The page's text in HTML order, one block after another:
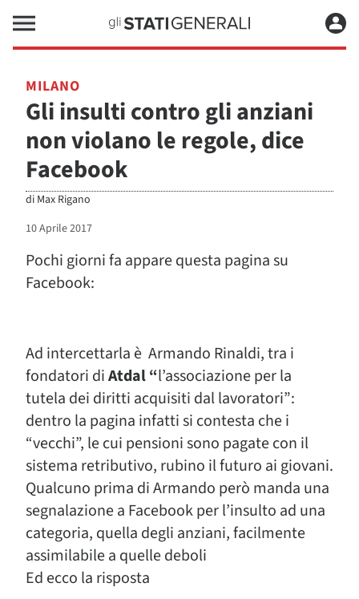
MILANO
Gli insulti contro gli anziani
non violano le regole, dice
Facebook
di Max Rigano
10 Aprile 2017
Pochi giorni fa appare questa pagina su
Facebook:
Ad intercettarla è Armando Rinaldi, tra i
fondatori diAtdal “l’associazione per la
tutela dei diritti acquisiti dal lavoratori”:
dentro la pagina infatti si contesta che i
“vecchi”, le cui pensioni sono pagate con il
sistema retributivo, rubino il futuro ai giovani.
Qualcuno prima di Armando però manda una
segnalazione a Facebook per l’insulto ad una
categoria, quella degli anziani, facilmente
assimilabile a quelle deboli
Ed ecco la risposta